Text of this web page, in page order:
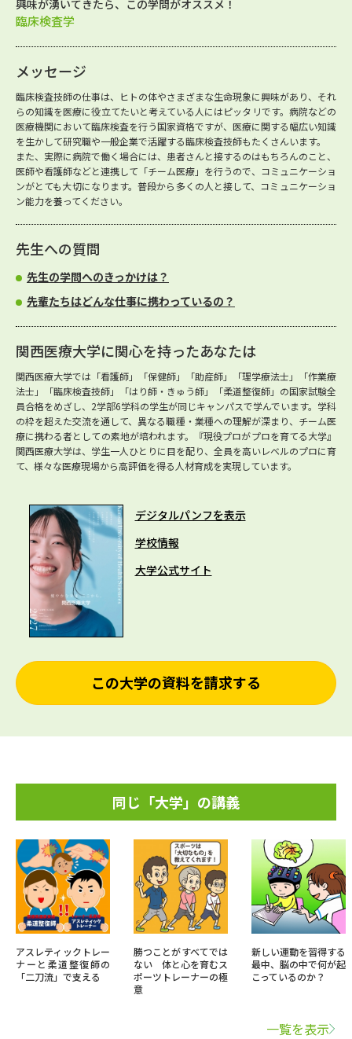
興味が湧いてきたら、この学問がオススメ！
臨床検査学
メッセージ
臨床検査技師の仕事は、ヒトの体やさまざまな生命現象に興味があり、それ
らの知識を医療に役立てたいと考えている人にはピッタリです。病院などの
医療機関において臨床検査を行う国家資格ですが、医療に関する幅広い知識
を生かして研究職や一般企業で活躍する臨床検査技師もたくさんいます。
また、実際に病院で働く場合には、患者さんと接するのはもちろんのこと、
医師や看護師などと連携して「チーム医療」を行うので、コミュニケーショ
ンがとても大切になります。普段から多くの人と接して、コミュニケーショ
ン能力を養ってください。
先生への質問
先生の学問へのきっかけは？
先輩たちはどんな仕事に携わっているの？
関西医療大学に関心を持ったあなたは
関西医療大学では「看護師」「保健師」「助産師」「理学療法士」「作業療
法士」「臨床検査技師」「はり師・きゅう師」「柔道整復師」の国家試験全
員合格をめざし、2学部6学科の学生が同じキャンパスで学んでいます。学科
の枠を超えた交流を通して、異なる職種・業種への理解が深まり、チーム医
療に携わる者としての素地が培われます。『現役プロがプロを育てる大学』
関西医療大学は、学生一人ひとりに目を配り、全員を高いレベルのプロに育
て、様々な医療現場から高評価を得る人材育成を実現しています。
デジタルパンフを表示
学校情報
大学公式サイト
この大学の資料を請求する
同じ「大学」の講義
アスレティックトレー
ナーと柔道整復師の
「二刀流」で支える
勝つことがすべてでは
ない 体と心を育むス
ポーツトレーナーの極
意
新しい運動を習得する
最中、脳の中で何が起
こっているのか？
一覧を表示